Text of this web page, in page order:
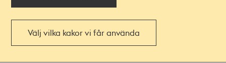
Välj vilka kakor vi får använda